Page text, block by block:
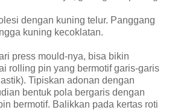
dengan kuning telur. Panggang
kuning kecoklatan.
press mould-nya, bisa bikin
rolling pin yang bermotif garis-garis
Tipiskan adonan dengan
bentuk pola bergaris dengan
bermotif. Balikkan pada kertas roti